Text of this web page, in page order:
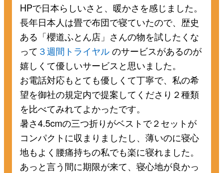
HPで日本らしいさと、暖かさを感じました。
長年日本人は畳で布団で寝ていたので、歴史
ある「櫻道ふとん店」さんの物を試したくな
って ３週間トライヤルのサービスがあるのが
嬉しくて優しいサービスと思いました。
お電話対応もとても優しくて丁寧で、私の希
望を御社の規定内で提案してくださり２種類
を比べてみれてよかったです。
暑さ4.5cmの三つ折りがベストで２セットが
コンパクトに収まりましたし、薄いのに寝心
地もよく腰痛持ちの私でも楽に寝れました。
あっと言う間に期限が来て、寝心地が良かっ